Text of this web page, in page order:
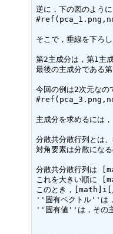
逆に，下の図のよう
そこで，垂線を下ろ
第2主成分は，第1主
最後の主成分であ
今回の例は2次元なの
主成分を求めるには
分散共分散行列と
対角要素は分散にな
分散共分散行列は
これを大きい順
このとき，
''固有ベクトル''は
''固有値''は，その